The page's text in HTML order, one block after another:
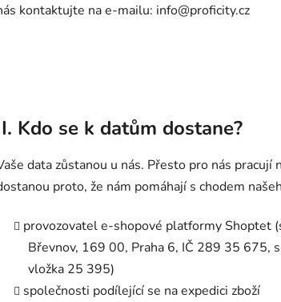
kontaktujte na e-mailu: info@proficity.cz
Kdo se k datům dostane?
data zůstanou u nás. Přesto pro nás
proto, že nám pomáhají s chodem
provozovatel e-shopové platformy Shoptet
Břevnov, 169 00, Praha 6, IČ 289 35 675,
vložka 25 395)
společnosti podílející se na expedici zboží